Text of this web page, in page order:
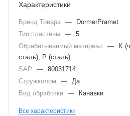
Характеристики
Бренд Товара —
DormerPramet
Тип пластины — 5
Обрабатываемый материал
—
K
сталь), P (сталь)
SAP
— 80031714
Стружколом
— Да
Вид обработки — Канавки
Все характеристики